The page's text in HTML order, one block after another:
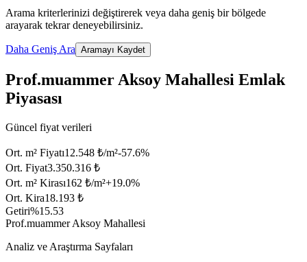
Arama kriterlerinizi değiştirerek veya daha geniş bir bölgede
arayarak tekrar deneyebilirsiniz.
Daha Geniş Ara Aramayı Kaydet
Prof.muammer Aksoy Mahallesi Emlak
Piyasası
Güncel fiyat verileri
Ort. m² Fiyatı12.548 ₺/m²-57.6%
Ort. Fiyat3.350.316 ₺
Ort. m² Kirası162 ₺/m²+19.0%
Ort. Kira18.193 ₺
Getiri%15.53
Prof.muammer Aksoy Mahallesi
Analiz ve Araştırma Sayfaları